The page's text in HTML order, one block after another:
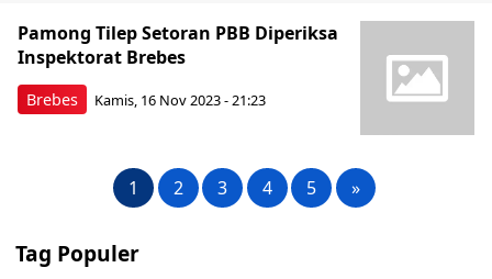
Brebes
Pamong Tilep Setoran PBB Diperiksa
Inspektorat Brebes
Kamis, 16 Nov 2023 - 21:23
1 2 3 4 5 »
Tag Populer